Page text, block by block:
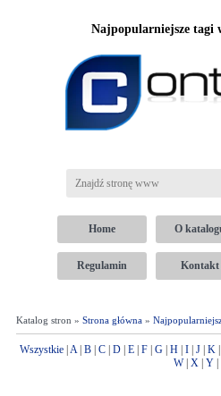
Najpopularniejsze tagi
Home O
Regulamin Kontakt
Katalog stron » Strona główna»
Wszystkie| A| B| C| D| E| F| G| H| I| J| K|
W| X| Y|